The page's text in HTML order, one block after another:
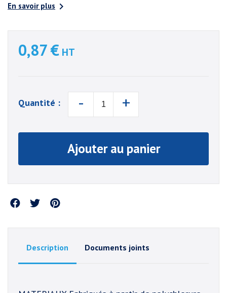
En savoir plus 
0,87 € HT
Quantité : - +
Ajouter au panier
Partager
Description Documents joints